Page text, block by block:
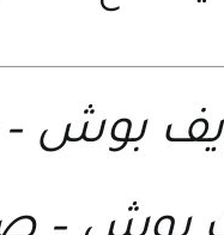
بوش